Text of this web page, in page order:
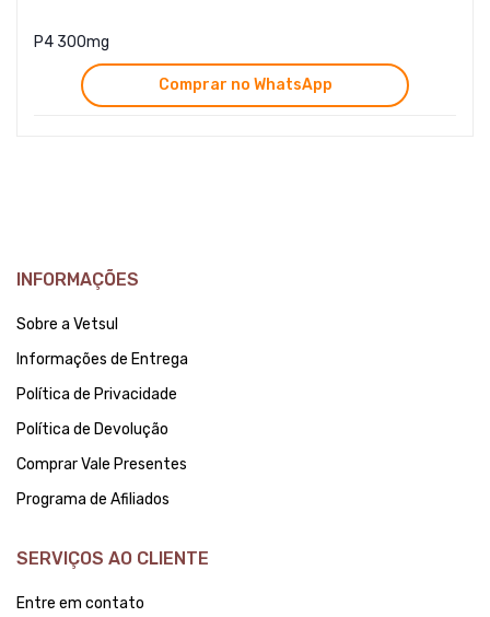
P4 300mg
Comprar no WhatsApp
INFORMAÇÕES
Sobre a Vetsul
Informações de Entrega
Política de Privacidade
Política de Devolução
Comprar Vale Presentes
Programa de Afiliados
SERVIÇOS AO CLIENTE
Entre em contato